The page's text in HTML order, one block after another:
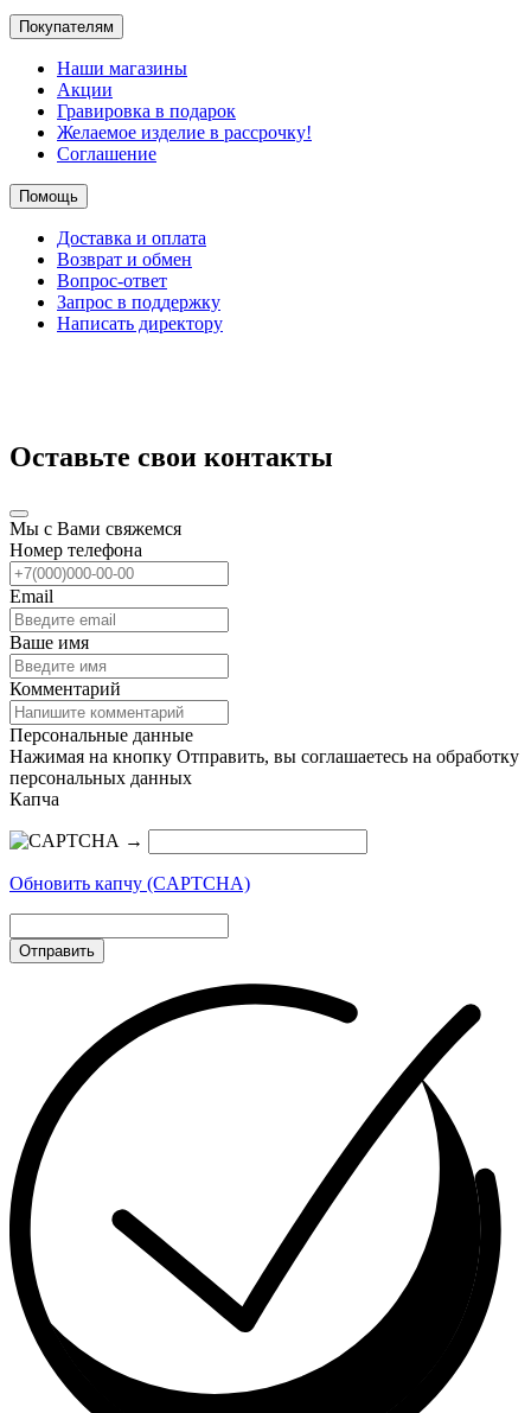
Покупателям
Наши магазины
Акции
Гравировка в подарок
Желаемое изделие в рассрочку!
Соглашение
Помощь
Доставка и оплата
Возврат и обмен
Вопрос-ответ
Запрос в поддержку
Написать директору
Оставьте свои контакты
Мы с Вами свяжемся
Номер телефона
Email
Ваше имя
Комментарий
Персональные данные
Нажимая на кнопку Отправить, вы соглашаетесь на обработку
персональных данных
Капча
→
Обновить капчу (CAPTCHA)
Отправить